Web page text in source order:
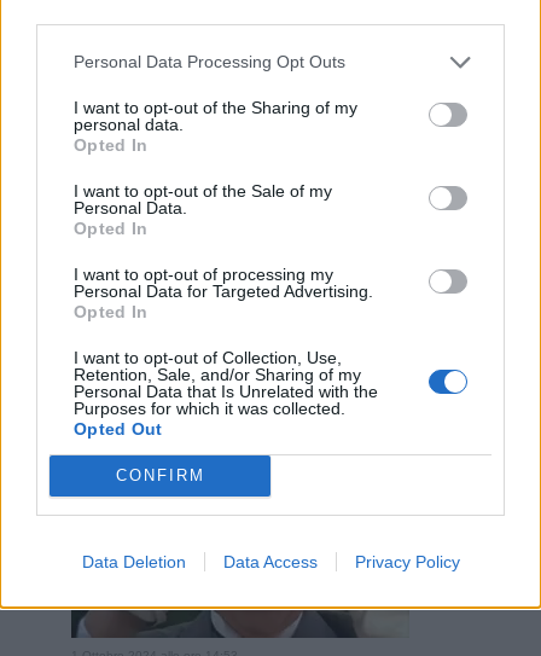
Personal Data Processing Opt Outs
I want to opt-out of the Sharing of my
personal data.
Opted In
I want to opt-out of the Sale of my
Personal Data.
Opted In
I want to opt-out of processing my
Personal Data for Targeted Advertising.
Opted In
I want to opt-out of Collection, Use,
Retention, Sale, and/or Sharing of my
Personal Data that Is Unrelated with the
Purposes for which it was collected.
Opted Out
CONFIRM
Data Deletion Data Access Privacy Policy
1 Ottobre 2024 alle ore 14:47
SilvytheBest
·Ti stimo ·Rispondi
(non ne usciamo piu' 😂 )
·Ti stimo·Rispondi
PePpE68 :